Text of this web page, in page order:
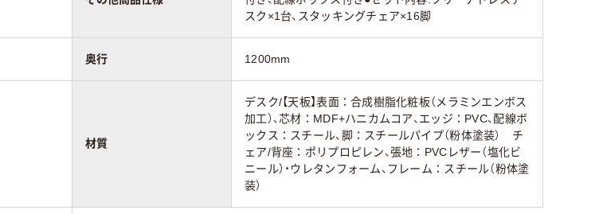
スク×1台、スタッキングチェア×16脚
奥行 1200mm
材質
デスク/【天板】表面：合成樹脂化粧板（メラミンエンボス
加工）、芯材：MDF+ハニカムコア、エッジ：PVC、配線ボ
ックス：スチール、脚：スチールパイプ（粉体塗装） チ
ェア/背座：ポリプロピレン、張地：PVCレザー（塩化ビ
ニール）・ウレタンフォーム、フレーム：スチール（粉体塗
装）